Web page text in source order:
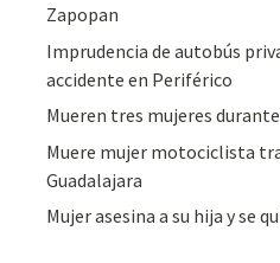
Zapopan
Imprudencia de autobús
accidente en Periférico
Mueren tres mujeres
Muere mujer motociclista
Guadalajara
Mujer asesina a su hija y se